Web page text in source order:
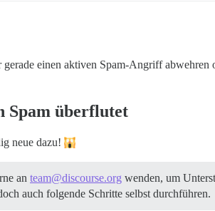
einen aktiven Spam-Angriff
Spam überflutet
neue dazu!
an team@discourse.org wenden, um
auch folgende Schritte selbst durchführen.